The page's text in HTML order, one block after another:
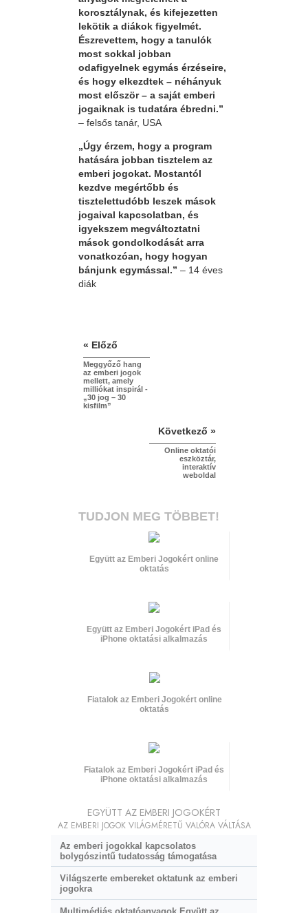
korosztálynak, és kifejezetten
lekötik a diákok figyelmét.
Észrevettem, hogy a tanulók
most sokkal jobban
odafigyelnek egymás érzéseire,
és hogy elkezdtek – néhányuk
most először – a saját emberi
jogaiknak is tudatára ébredni.”
– felsős tanár, USA
„Úgy érzem, hogy a program
hatására jobban tisztelem az
emberi jogokat. Mostantól
kezdve megértőbb és
tisztelettudóbb leszek mások
jogaival kapcsolatban, és
igyekszem megváltoztatni
mások gondolkodását arra
vonatkozóan, hogy hogyan
bánjunk egymással.” – 14 éves
diák
« Előző
Meggyőző hang
az emberi jogok
mellett, amely
milliókat inspirál -
„30 jog – 30
kisfilm”
Következő »
Online oktatói
eszköztár,
interaktív
weboldal
TUDJON MEG TÖBBET!
Együtt az Emberi Jogokért online
oktatás
Együtt az Emberi Jogokért iPad és
iPhone oktatási alkalmazás
Fiatalok az Emberi Jogokért online
oktatás
Fiatalok az Emberi Jogokért iPad és
iPhone oktatási alkalmazás
EGYÜTT AZ EMBERI JOGOKÉRT
AZ EMBERI JOGOK VILÁGMÉRETŰ VALÓRA VÁLTÁSA
Az emberi jogokkal kapcsolatos
bolygószintű tudatosság támogatása
Világszerte embereket oktatunk az emberi
jogokra